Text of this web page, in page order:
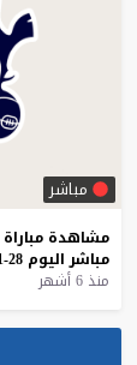
مباشر
مشاهدة مباراة
مباشر اليوم 28-1-2026
منذ 6 أشهر